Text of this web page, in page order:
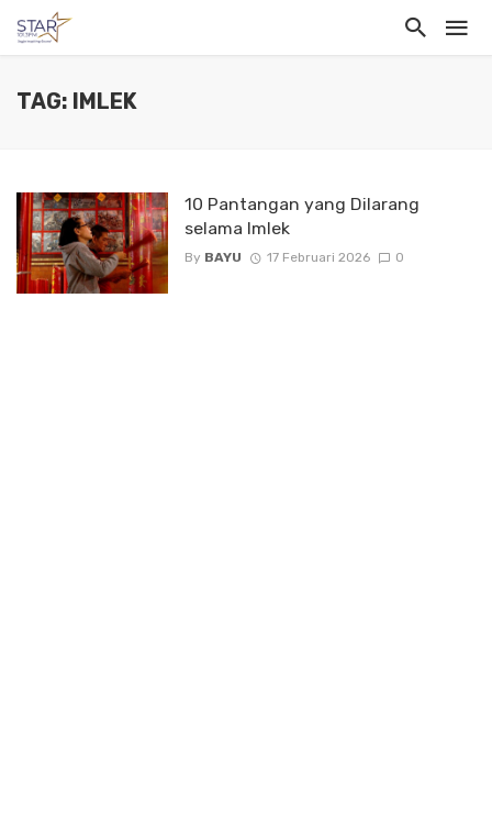
TAG: IMLEK
10 Pantangan yang Dilarang
selama Imlek
By BAYU 17 Februari 2026 0